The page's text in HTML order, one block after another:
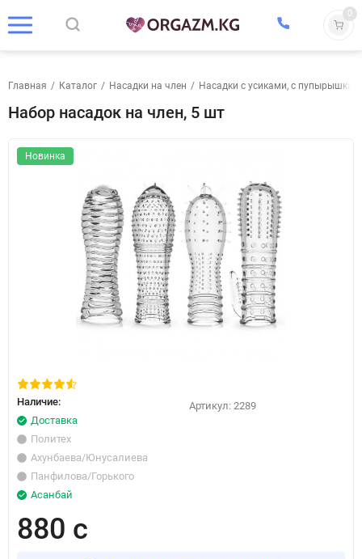
0
Главная / Каталог / Насадки на член / Насадки с усиками, с
Набор насадок на член, 5 шт
Новинка
Наличие:
Доставка
Политех
Ахунбаева/Юнусалиева
Панфилова/Горького
Асанбай
Артикул: 2289
880 с